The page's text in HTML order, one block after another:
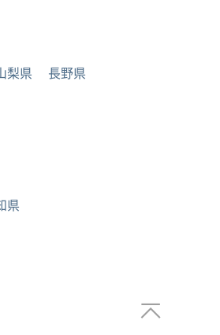
梨県 長野県
県